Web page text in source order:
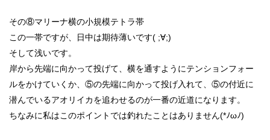
その⑧マリーナ横の小規模テトラ帯
この一帯ですが、日中は期待薄いです( ;∀;)
そして浅いです。
岸から先端に向かって投げて、横を通すようにテンションフォー
ルをかけていくか、⑤の先端に向かって投げ入れて、⑤の付近に
潜んでいるアオリイカを追わせるのが一番の近道になります。
ちなみに私はこのポイントでは釣れたことはありません(*ﾉωﾉ)